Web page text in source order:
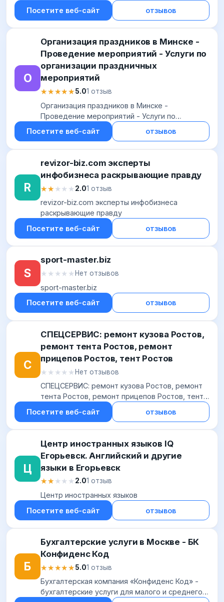
доступна в интернете. Если домен никуда не
направлен, Вы видите данную страницу.
Посетите веб-сайт отзывов
О
Организация праздников в Минске -
Проведение мероприятий - Услуги по
организации праздничных
мероприятий
★★★★★
★★★★★5.01 отзыв
Организация праздников в Минске -
Проведение мероприятий - Услуги по
организации праздничных мероприятий
Посетите веб-сайт отзывов
R
revizor-biz.com эксперты
инфобизнеса раскрывающие правду
★★★★★
★★★★★2.01 отзыв
revizor-biz.com эксперты инфобизнеса
раскрывающие правду
Посетите веб-сайт
отзывов
S
sport-master.biz
★★★★★
★★★★★ Нет отзывов
sport-master.biz
Посетите веб-сайт
отзывов
С
СПЕЦСЕРВИС: ремонт кузова Ростов,
ремонт тента Ростов, ремонт
прицепов Ростов, тент Ростов
★★★★★
★★★★★ Нет отзывов
СПЕЦСЕРВИС: ремонт кузова Ростов, ремонт
тента Ростов, ремонт прицепов Ростов, тент
Посетите веб-сайт отзывов
Ц
Центр иностранных языков IQ
Егорьевск. Английский и другие
языки в Егорьевск
★★★★★
★★★★★2.01 отзыв
Центр иностранных языков
Посетите веб-сайт
отзывов
Б
Бухгалтерские услуги в Москве - БК
Конфиденс Код
★★★★★
★★★★★5.01 отзыв
Бухгалтерская компания «Конфиденс Код» -
бухгалтерские услуги для малого и среднего